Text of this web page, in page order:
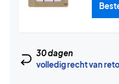
30 dagen
volledig recht van